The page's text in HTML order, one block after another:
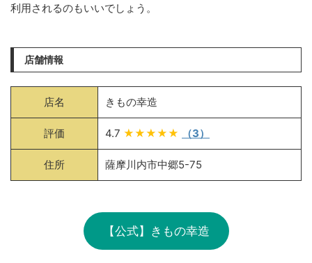
利用されるのもいいでしょう。
店舗情報
店名 きもの幸造
評価 4.7 ★★★★★ （3）
住所 薩摩川内市中郷5-75
【公式】きもの幸造